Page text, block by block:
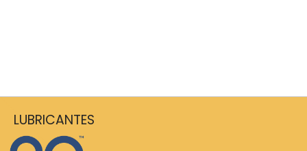
LUBRICANTES